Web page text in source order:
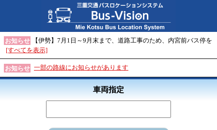
お知らせ
【伊勢】7月1日～9月末まで、道路工事のため、内宮前バス停を
[すべてを表示]
お知らせ 一部の路線にお知らせがあります
車両指定